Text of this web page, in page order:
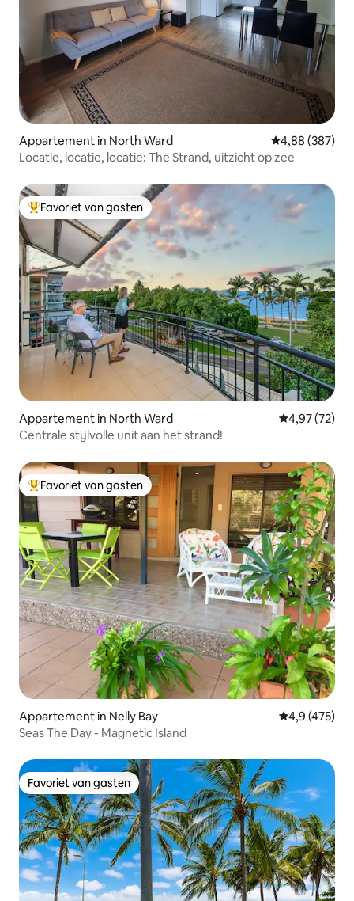
Appartement in North Ward Gemiddelde
4,88 (387)
Locatie, locatie, locatie: The Strand, uitzicht op zee
Topfavoriet van gasten
Favoriet van gasten
Appartement in North Ward Gemiddelde
4,97 (72)
Centrale stijlvolle unit aan het strand!
Topfavoriet van gasten
Favoriet van gasten
Appartement in Nelly Bay Gemiddelde
4,9 (475)
Seas The Day - Magnetic Island
Favoriet van gasten
Favoriet van gasten